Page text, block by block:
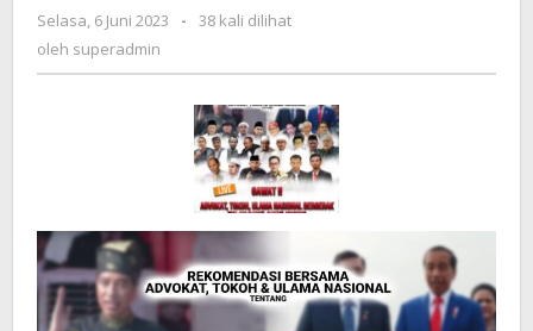
Selasa, 6 Juni 2023
oleh
-
38 kali dilihat
oleh superadmin